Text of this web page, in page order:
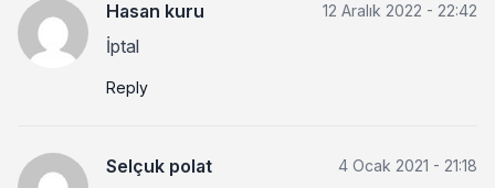
Hasan kuru 12 Aralık 2022 - 22:42
İptal
Reply
Selçuk polat 4 Ocak 2021 - 21:18